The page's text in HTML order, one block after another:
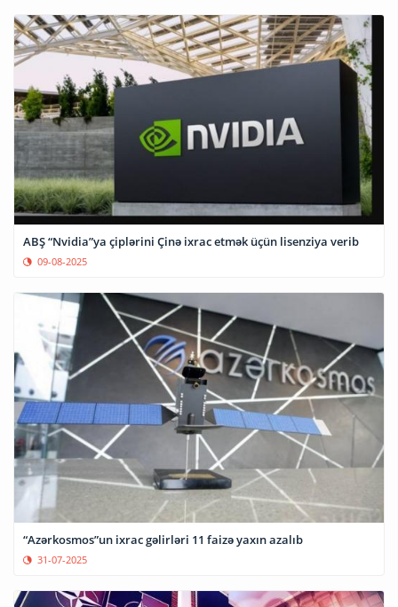
ABŞ “Nvidia”ya çiplərini Çinə ixrac etmək üçün lisenziya verib
09-08-2025
“Azərkosmos”un ixrac gəlirləri 11 faizə yaxın azalıb
31-07-2025